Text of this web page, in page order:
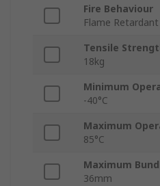
Fire Behaviour
Flame Retardant
Tensile
18kg
Minimum
-40°C
Maximum
85°C
Maximum
36mm